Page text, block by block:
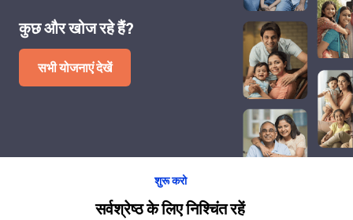
कुछ और खोज रहे हैं?
सभी योजनाएं देखें
शुरू करो
सर्वश्रेष्ठ के लिए निश्चिंत रहें